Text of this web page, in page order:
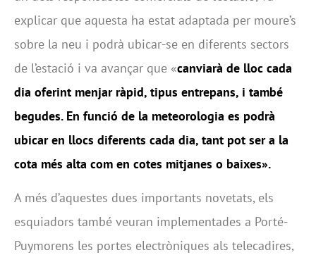
explicar que aquesta ha estat adaptada per moure’s
sobre la neu i podrà ubicar-se en diferents sectors
de l’estació i va avançar que «canviarà de lloc cada
dia oferint menjar ràpid, tipus entrepans, i també
begudes. En funció de la meteorologia es podrà
ubicar en llocs diferents cada dia, tant pot ser a la
cota més alta com en cotes mitjanes o baixes».
A més d’aquestes dues importants novetats, els
esquiadors també veuran implementades a Porté-
Puymorens les portes electròniques als telecadires,